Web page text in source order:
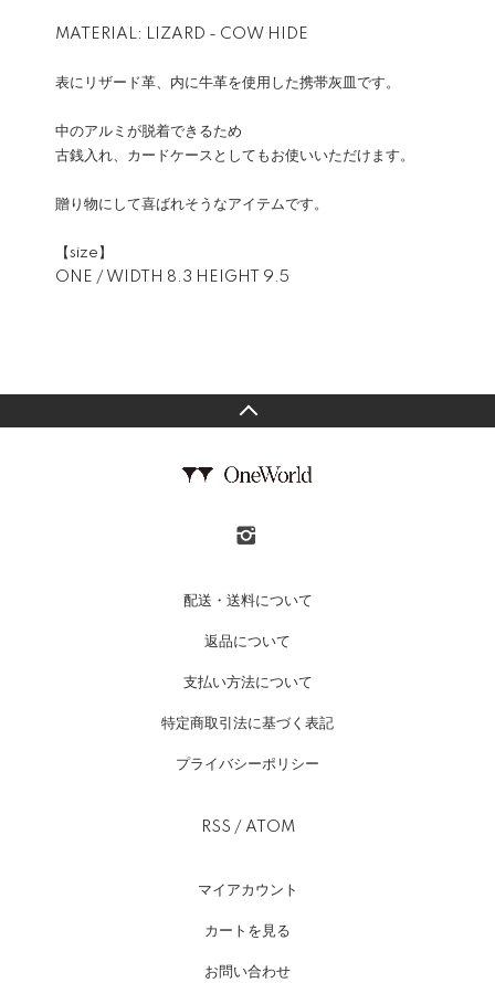
MATERIAL: LIZARD - COW HIDE
表にリザード革、内に牛革を使用した携帯灰皿です。
中のアルミが脱着できるため
古銭入れ、カードケースとしてもお使いいただけます。
贈り物にして喜ばれそうなアイテムです。
【size】
ONE / WIDTH 8.3 HEIGHT 9.5
配送・送料について
返品について
支払い方法について
特定商取引法に基づく表記
プライバシーポリシー
RSS / ATOM
マイアカウント
カートを見る
お問い合わせ